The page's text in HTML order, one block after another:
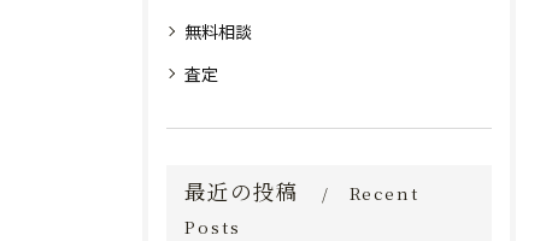
無料相談
査定
最近の投稿
Recent
Posts